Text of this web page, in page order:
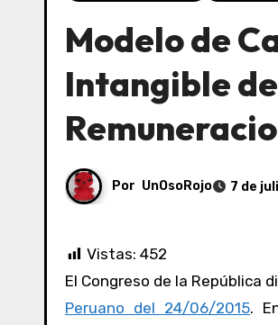
Modelo de
Intangible
Por UnOsoRojo 7 de
Vistas: 452
El Congreso de la
Peruano del 24/06/2015.